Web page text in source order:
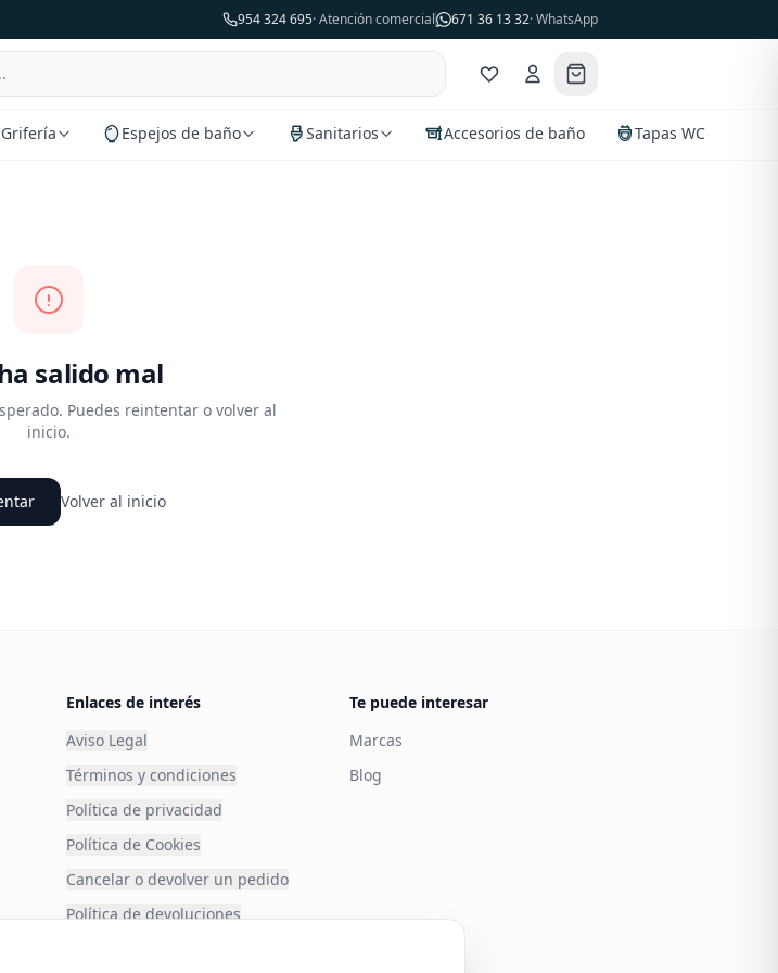
954 324 695· Atención comercial 671 36 13 32· WhatsApp
Grifería Espejos de baño Sanitarios Accesorios de baño Tapas WC
salido mal
Puedes reintentar o volver al
inicio.
Volver al inicio
Enlaces de interés
Aviso Legal
Términos y condiciones
Política de privacidad
Política de Cookies
Cancelar o devolver un pedido
Política de devoluciones
Te puede interesar
Marcas
Blog